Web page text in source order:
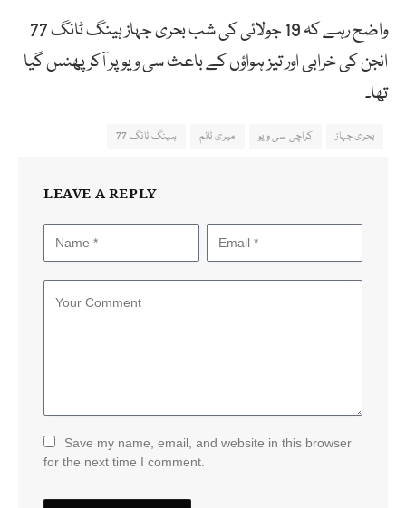
واضح رہے کہ 19 جولائی کی شب بحری جہاز ہینگ ٹانگ 77
انجن کی خرابی اور تیز ہواؤں کے باعث سی ویو پر آکر پھنس گیا
تھا۔
بحری جہاز کراچی سی ویو میری ٹائم ہینگ ٹانگ 77
LEAVE A REPLY
Save my name, email, and website in this browser
for the next time I comment.